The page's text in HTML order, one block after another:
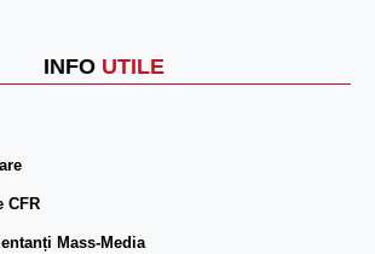
INFO UTILE
CFR
Mass-Media